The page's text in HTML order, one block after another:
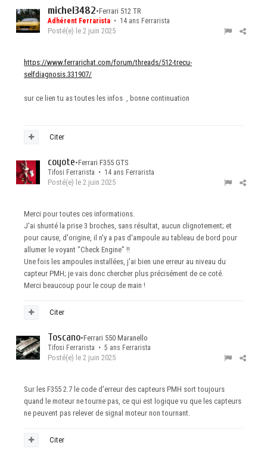
michel3482•Ferrari 512 TR
Adhérent Ferrarista • 14 ans Ferrarista
Posté(e) le 2 juin 2025
https://www.ferrarichat.com/forum/threads/512-trecu-
selfdiagnosis.331907/
sur ce lien tu as toutes les infos , bonne continuation
Citer
coyote•Ferrari F355 GTS
Tifosi Ferrarista • 14 ans Ferrarista
Posté(e) le 2 juin 2025
Merci pour toutes ces informations.
J'ai shunté la prise 3 broches, sans résultat, aucun clignotement; et
pour cause, d'origine, il n'y a pas d'ampoule au tableau de bord pour
allumer le voyant "Check Engine" !!
Une fois les ampoules installées, j'ai bien une erreur au niveau du
capteur PMH; je vais donc chercher plus précisément de ce coté.
Merci beaucoup pour le coup de main !
Citer
Toscano•Ferrari 550 Maranello
Tifosi Ferrarista • 5 ans Ferrarista
Posté(e) le 2 juin 2025
Sur les F355 2.7 le code d'erreur des capteurs PMH sort toujours
quand le moteur ne tourne pas, ce qui est logique vu que les capteurs
ne peuvent pas relever de signal moteur non tournant.
Citer